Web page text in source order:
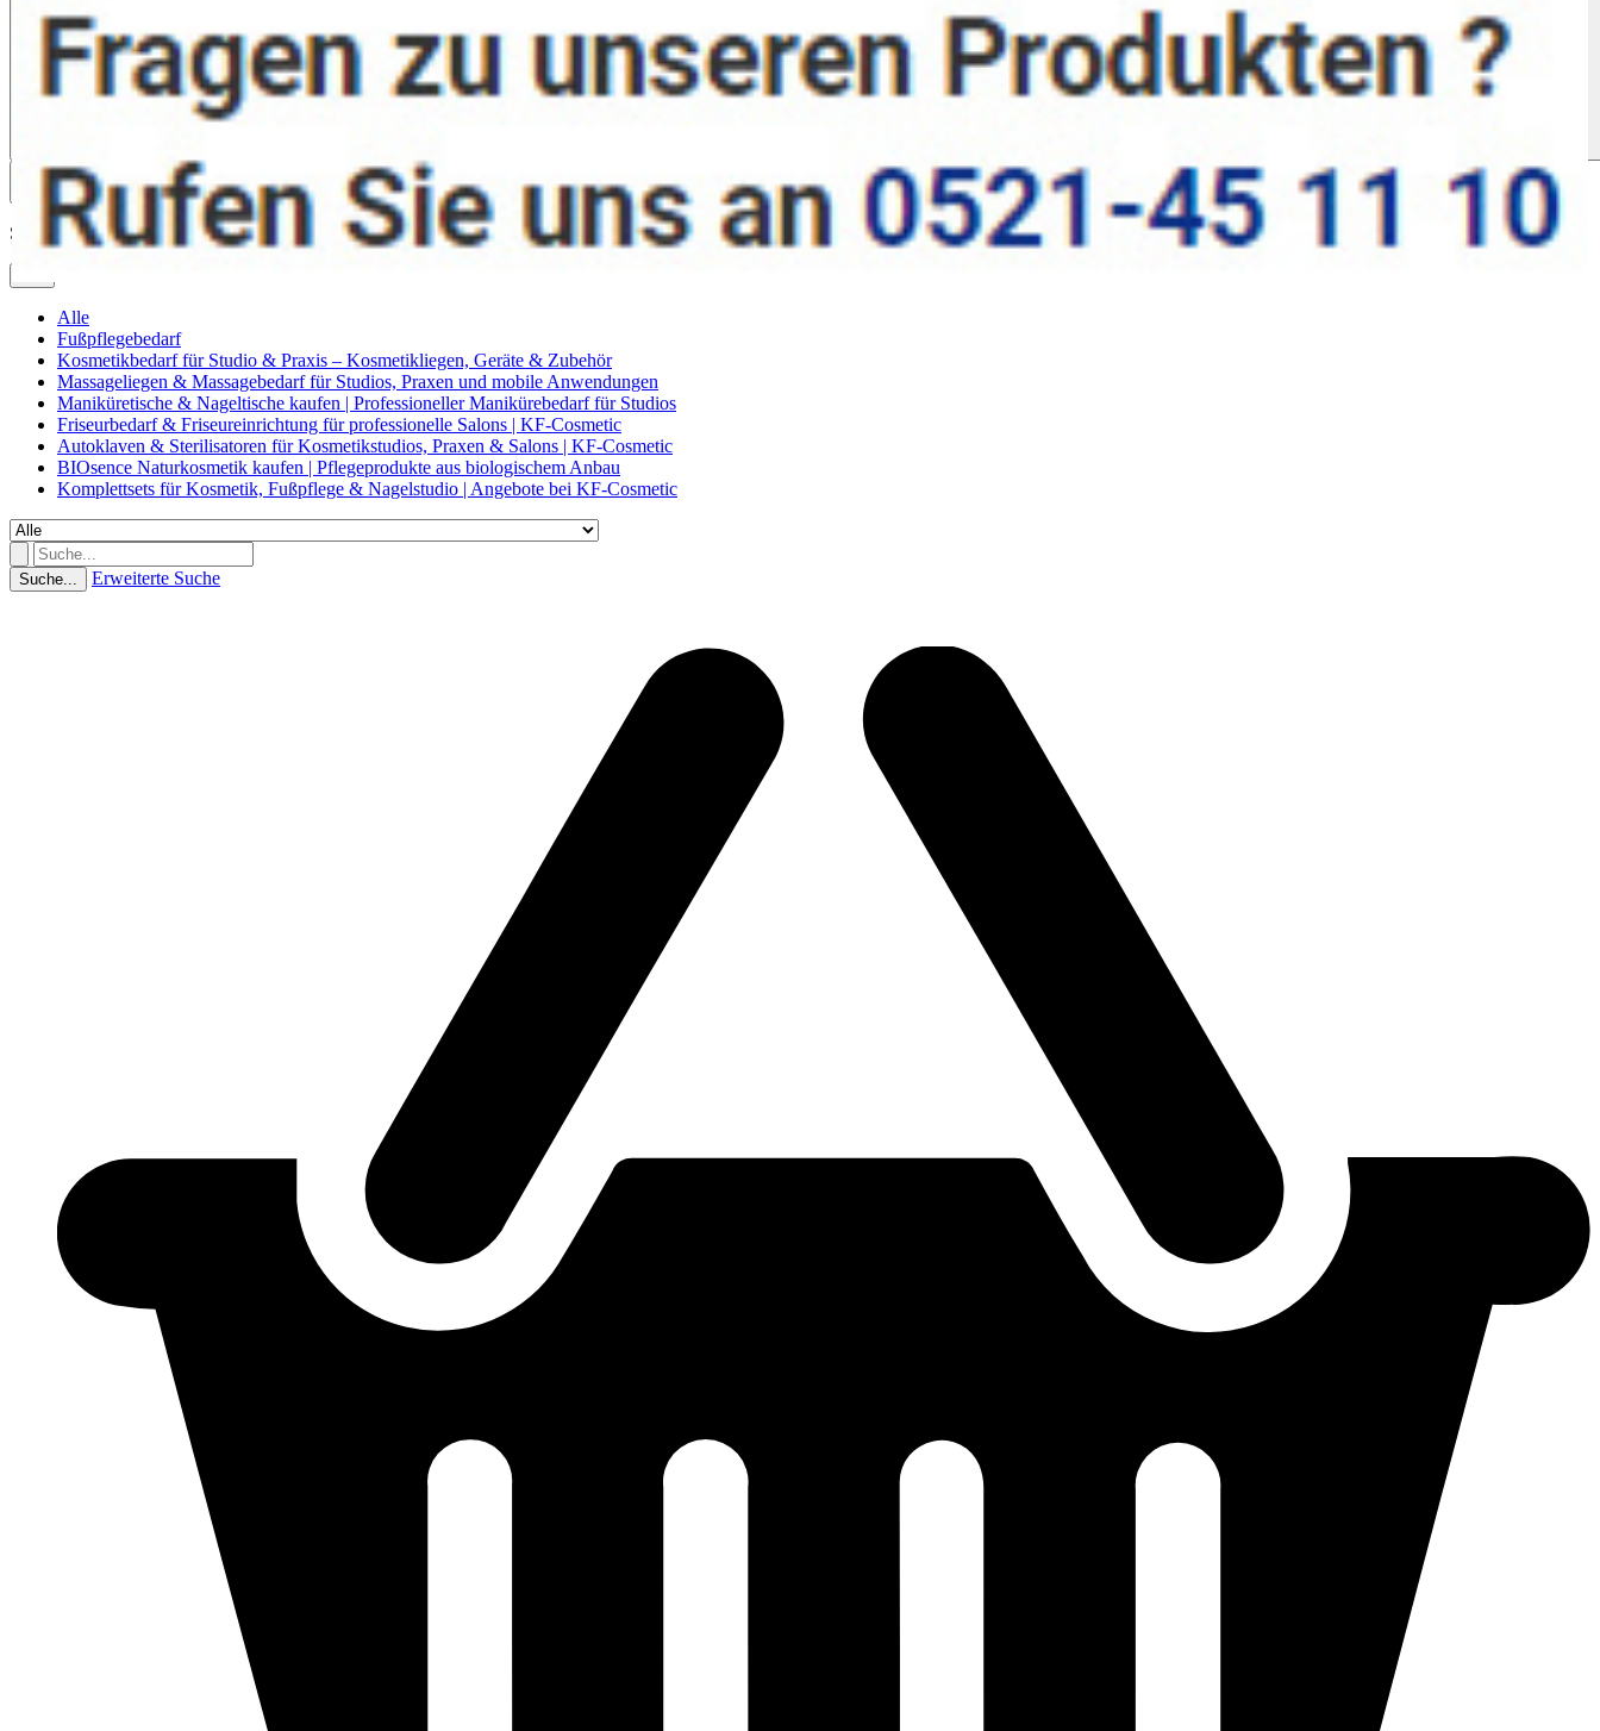
Suche
Alle
Fußpflegebedarf
Kosmetikbedarf für Studio & Praxis – Kosmetikliegen, Geräte & Zubehör
Massageliegen & Massagebedarf für Studios, Praxen und mobile Anwendungen
Maniküretische & Nageltische kaufen | Professioneller Manikürebedarf für Studios
Friseurbedarf & Friseureinrichtung für professionelle Salons | KF-Cosmetic
Autoklaven & Sterilisatoren für Kosmetikstudios, Praxen & Salons | KF-Cosmetic
BIOsence Naturkosmetik kaufen | Pflegeprodukte aus biologischem Anbau
Komplettsets für Kosmetik, Fußpflege & Nagelstudio | Angebote bei KF-Cosmetic
Suche... Erweiterte Suche